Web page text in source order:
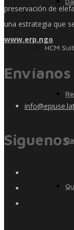
HCM
preservación de
una estrategia que
www.erp.ngo